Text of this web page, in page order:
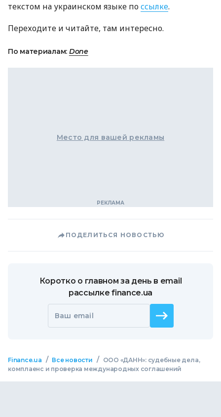
текстом на украинском языке поссылке.
Переходите и читайте, там интересно.
По материалам: Done
Место для вашей рекламы
ПОДЕЛИТЬСЯ НОВОСТЬЮ
Коротко о главном за день в email
рассылке finance.ua
Ваш email
Finance.ua / Все новости /
ООО «ДАНН»: судебные дела,
комплаенс и проверка международных соглашений